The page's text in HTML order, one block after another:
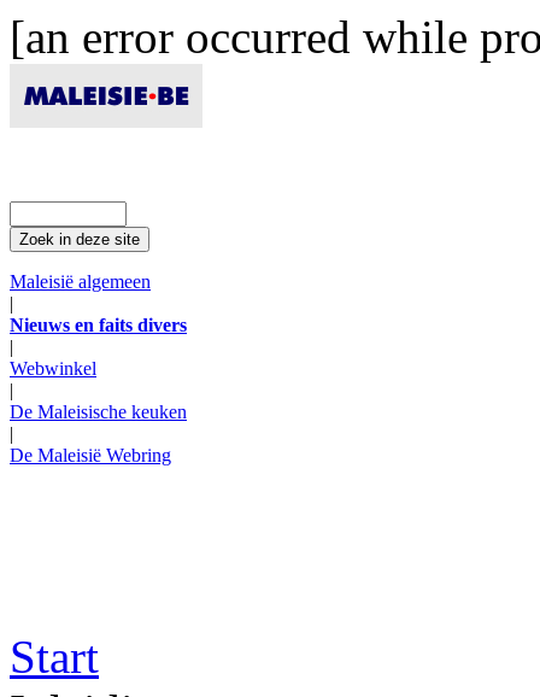
[an error occurred while
Maleisië algemeen
|
Nieuws en faits divers
|
Webwinkel
|
De Maleisische keuken
|
De Maleisië Webring
Start